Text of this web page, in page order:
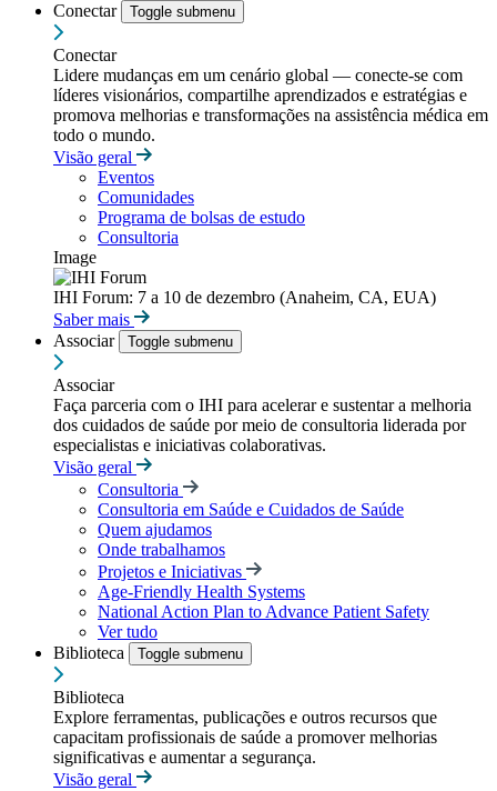
Conectar
Toggle submenu
Conectar
Lidere mudanças em um cenário global — conecte-se com
líderes visionários, compartilhe aprendizados e estratégias e
promova melhorias e transformações na assistência médica em
todo o mundo.
Visão geral
Eventos
Comunidades
Programa de bolsas de estudo
Consultoria
Image
IHI Forum: 7 a 10 de dezembro (Anaheim, CA, EUA)
Saber mais
Associar
Toggle submenu
Associar
Faça parceria com o IHI para acelerar e sustentar a melhoria
dos cuidados de saúde por meio de consultoria liderada por
especialistas e iniciativas colaborativas.
Visão geral
Consultoria
Consultoria em Saúde e Cuidados de Saúde
Quem ajudamos
Onde trabalhamos
Projetos e Iniciativas
Age-Friendly Health Systems
National Action Plan to Advance Patient Safety
Ver tudo
Biblioteca
Toggle submenu
Biblioteca
Explore ferramentas, publicações e outros recursos que
capacitam profissionais de saúde a promover melhorias
significativas e aumentar a segurança.
Visão geral